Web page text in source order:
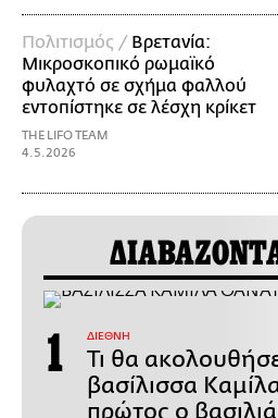
Πολιτισμός / Βρετανία:
Μικροσκοπικό ρωμαϊκό
φυλαχτό σε σχήμα φαλλού
εντοπίστηκε σε λέσχη κρίκετ
THE LIFO TEAM
4.5.2026
ΔΙΕΘΝΗ
Τι θα
βασίλισσα
πρώτος ο